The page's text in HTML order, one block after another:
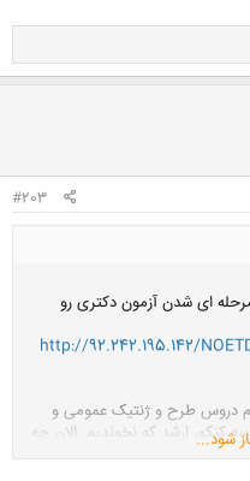
#203
ای شدن آزمون دکتری رو
http://92.242.195.142/
دروس طرح و ژنتیک عمومی و
کنکور ارشد که نخوندیم. الان چه
شود...